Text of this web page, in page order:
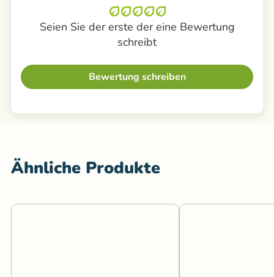
Seien Sie der erste der eine Bewertung
schreibt
Bewertung schreiben
Ähnliche Produkte